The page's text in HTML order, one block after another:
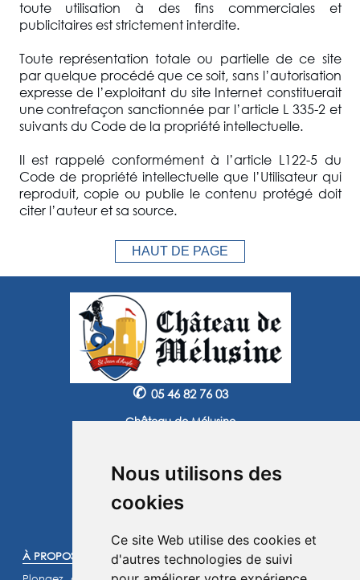
Nous utilisons des
cookies
Ce site Web utilise des cookies et
d'autres technologies de suivi
toute utilisation à des fins commerciales et
publicitaires est strictement interdite.
Toute représentation totale ou partielle de ce site
par quelque procédé que ce soit, sans l’autorisation
expresse de l’exploitant du site Internet constituerait
une contrefaçon sanctionnée par l’article L 335-2 et
suivants du Code de la propriété intellectuelle.
Il est rappelé conformément à l’article L122-5 du
Code de propriété intellectuelle que l’Utilisateur qui
reproduit, copie ou publie le contenu protégé doit
citer l’auteur et sa source.
HAUT DE PAGE
✆ 05 46 82 76 03
Château de Mélusine
Instagram Facebook
À PROPOS :